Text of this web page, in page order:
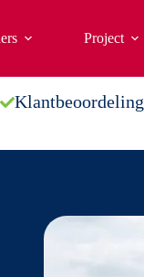
Project
Klantbeoordeling